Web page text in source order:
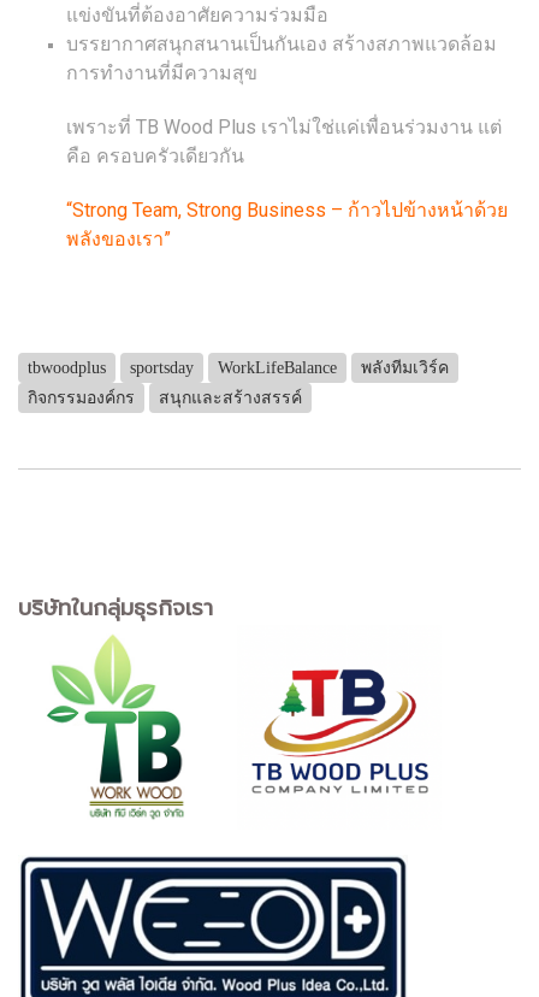
แข่งขันที่ต้องอาศัยความร่วมมือ
บรรยากาศสนุกสนานเป็นกันเอง สร้างสภาพแวดล้อม
การทำงานที่มีความสุข
เพราะที่ TB Wood Plus เราไม่ใช่แค่เพื่อนร่วมงาน แต่
คือ ครอบครัวเดียวกัน
“Strong Team, Strong Business – ก้าวไปข้างหน้าด้วย
พลังของเรา”
tbwoodplus sportsday WorkLifeBalance
พลังทีมเวิร์ค
กิจกรรมองค์กร
สนุกและสร้างสรรค์
บริษัทในกลุ่มธุรกิจเรา